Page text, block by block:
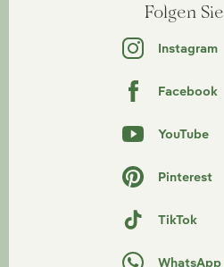
Folgen
Instagram
Facebook
YouTube
Pinterest
TikTok